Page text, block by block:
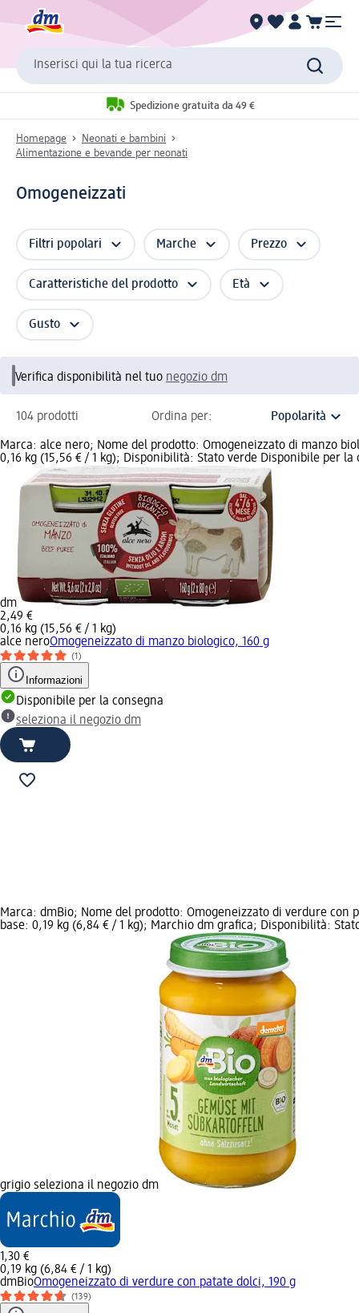
Inserisci qui la tua ricerca
Spedizione gratuita da 49 €
Homepage
Neonati e bambini
Alimentazione e bevande per neonati
Omogeneizzati
Filtri popolari Marche Prezzo
Caratteristiche del prodotto Età
Gusto
Verifica disponibilità nel tuo negozio dm
104 prodotti Ordina per:
Marca: alce nero; Nome del prodotto: Omogeneizzato di manzo
0,16 kg (15,56 € / 1 kg); Disponibilità: Stato verde Disponibile per
dm
2,49 €
0,16 kg (15,56 € / 1 kg)
alce neroOmogeneizzato di manzo biologico, 160 g
(1)
Informazioni
Disponibile per la consegna
seleziona il negozio dm
Marca: dmBio; Nome del prodotto: Omogeneizzato di verdure con
base: 0,19 kg (6,84 € / 1 kg); Marchio dm grafica; Disponibilità:
grigio seleziona il negozio dm
1,30 €
0,19 kg (6,84 € / 1 kg)
dmBioOmogeneizzato di verdure con patate dolci, 190 g
(139)